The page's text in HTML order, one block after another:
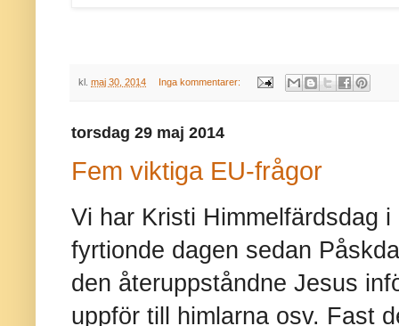
kl. maj 30, 2014 Inga kommentarer:
torsdag 29 maj 2014
Fem viktiga EU-frågor
Vi har Kristi Himmelfärdsdag
fyrtionde dagen sedan
den återuppståndne Jesus
uppför till himlarna osv. Fast